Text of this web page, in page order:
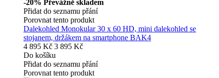
-20% Převážně skladem
Přidat do seznamu přání
Porovnat tento produkt
Dalekohled Monokular 30 x 60 HD, mini dalekohled se
stojanem, držákem na smartphone BAK4
4 895 Kč 3 895 Kč
Do košíku
Přidat do seznamu přání
Porovnat tento produkt